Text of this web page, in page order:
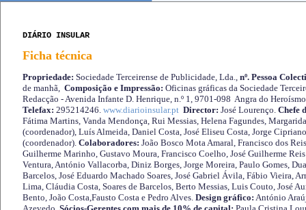
DIÁRIO INSULAR
Ficha técnica
Propriedade: Sociedade Terceirense de Publicidade, Lda., nº. Pessoa
de manhã, Composição e Impressão: Oficinas gráficas da Sociedade
Redacção - Avenida Infante D. Henrique, n.º 1, 9701-098 Angra do
Telefax: 295214246. www.diarioinsular.pt Director: José Lourenço. Chefe
Fátima Martins, Vanda Mendonça, Rui Messias, Helena Fagundes,
(coordenador), Luís Almeida, Daniel Costa, José Eliseu Costa, Jorge
(coordenador). Colaboradores: João Bosco Mota Amaral, Francisco dos
Guilherme Marinho, Gustavo Moura, Francisco Coelho, José Guilherme
Ventura, António Vallacorba, Diniz Borges, Jorge Moreira, Paulo Gomes,
Barcelos, José Eduardo Machado Soares, José Gabriel Ávila, Fábio Vieira,
Lima, Cláudia Costa, Soares de Barcelos, Berto Messias, Luis Couto, José
Bento, João Costa,Fausto Costa e Pedro Alves. Design gráfico: António